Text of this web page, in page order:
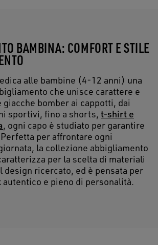
BAMBINA: COMFORT E STILE
alle bambine (4-12 anni) una
che unisce carattere e
bomber ai cappotti, dai
sportivi, fino a shorts, t-shirt e
, ogni capo è studiato per garantire
per affrontare ogni
la collezione abbigliamento
per la scelta di materiali
design ricercato, ed è pensata per
autentico e pieno di personalità.